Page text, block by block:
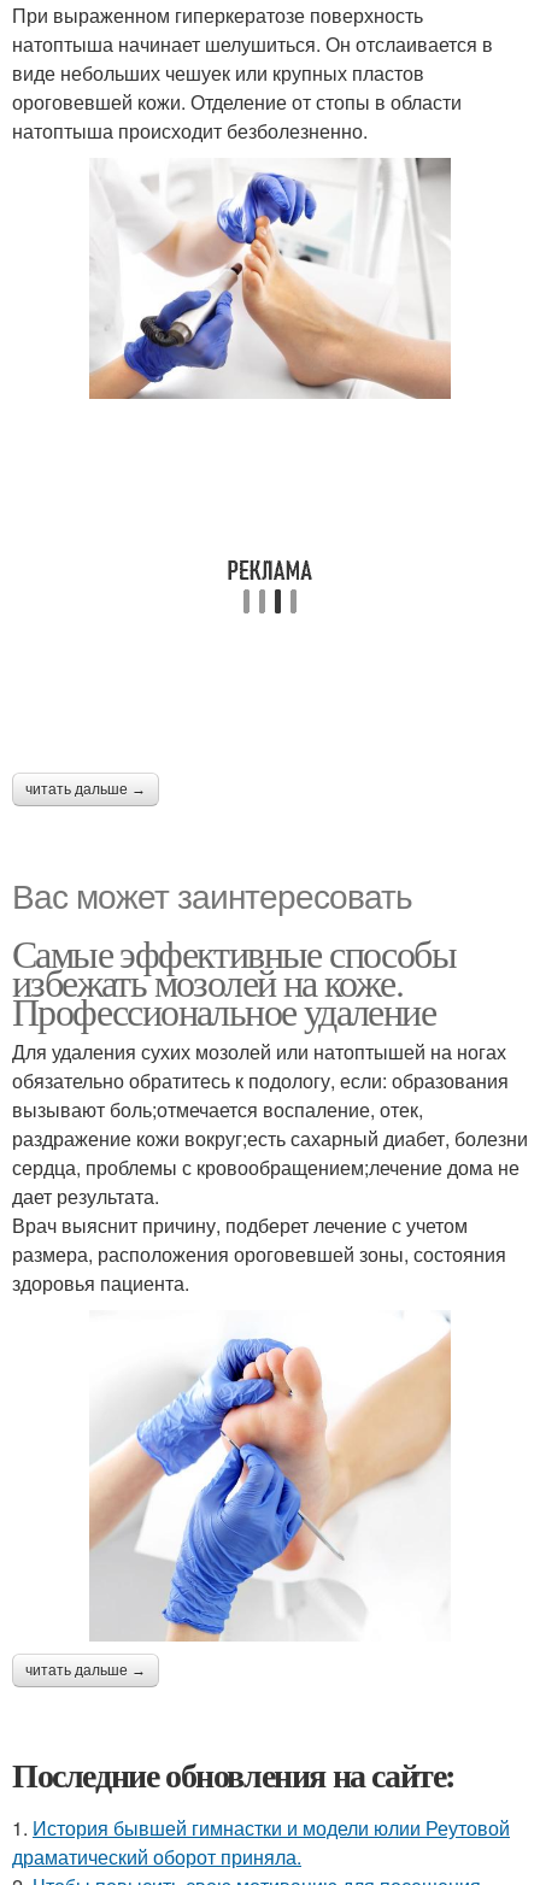
При выраженном гиперкератозе поверхность
натоптыша начинает шелушиться. Он отслаивается в
виде небольших чешуек или крупных пластов
ороговевшей кожи. Отделение от стопы в области
натоптыша происходит безболезненно.
читать дальше →
Вас может заинтересовать
Самые эффективные способы
избежать мозолей на коже.
Профессиональное удаление
Для удаления сухих мозолей или натоптышей на ногах
обязательно обратитесь к подологу, если: образования
вызывают боль;отмечается воспаление, отек,
раздражение кожи вокруг;есть сахарный диабет, болезни
сердца, проблемы с кровообращением;лечение дома не
дает результата.
Врач выяснит причину, подберет лечение с учетом
размера, расположения ороговевшей зоны, состояния
здоровья пациента.
читать дальше →
Последние обновления на сайте:
1. История бывшей гимнастки и модели юлии Реутовой
драматический оборот приняла.